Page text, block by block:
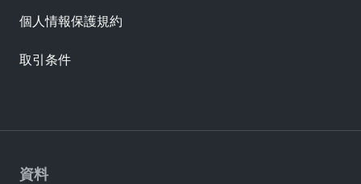
資料
個人情報保護規約
取引条件